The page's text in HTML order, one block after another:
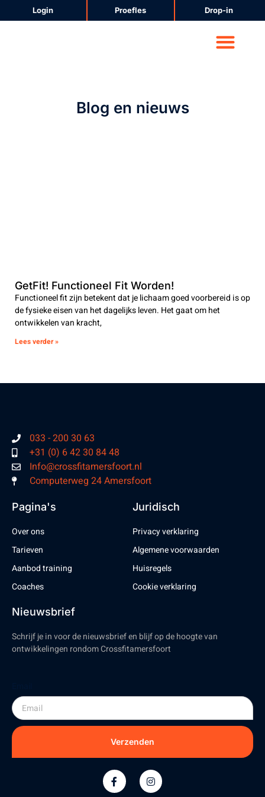
Login Proefles Drop-in
Blog en nieuws
GetFit! Functioneel Fit Worden!
Functioneel fit zijn betekent dat je lichaam goed voorbereid is op
de fysieke eisen van het dagelijks leven. Het gaat om het
ontwikkelen van kracht,
Lees verder »
033 - 200 30 63
+31 (0) 6 42 30 84 48
Info@crossfitamersfoort.nl
Computerweg 24 Amersfoort
Pagina's
Over ons
Tarieven
Aanbod training
Coaches
Juridisch
Privacy verklaring
Algemene voorwaarden
Huisregels
Cookie verklaring
Nieuwsbrief
Schrijf je in voor de nieuwsbrief en blijf op de hoogte van
ontwikkelingen rondom Crossfitamersfoort
Verzenden